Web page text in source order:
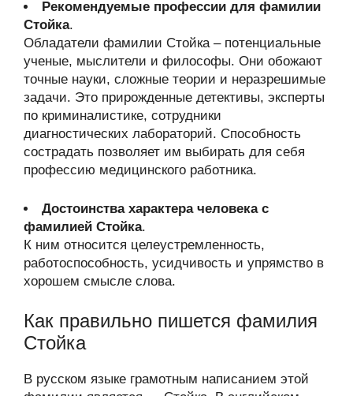
Рекомендуемые профессии для фамилии
Стойка.
Обладатели фамилии Стойка – потенциальные
ученые, мыслители и философы. Они обожают
точные науки, сложные теории и неразрешимые
задачи. Это прирожденные детективы, эксперты
по криминалистике, сотрудники
диагностических лабораторий. Способность
сострадать позволяет им выбирать для себя
профессию медицинского работника.
Достоинства характера человека с
фамилией Стойка.
К ним относится целеустремленность,
работоспособность, усидчивость и упрямство в
хорошем смысле слова.
Как правильно пишется фамилия
Стойка
В русском языке грамотным написанием этой